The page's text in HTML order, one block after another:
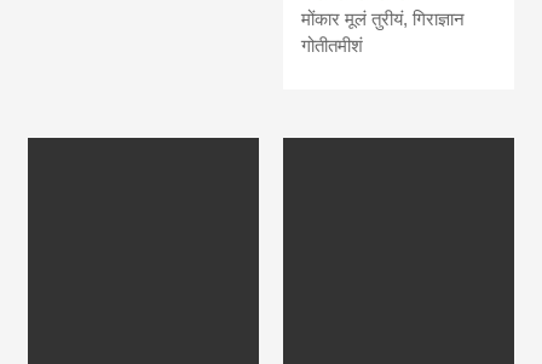
मोंकार मूलं तुरीयं, गिराज्ञान
गोतीतमीशं